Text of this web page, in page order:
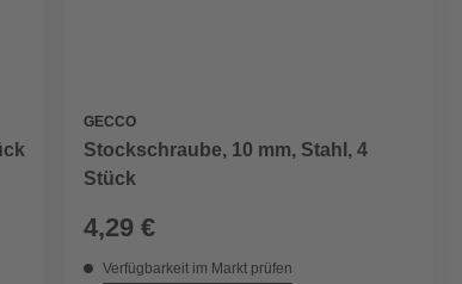
GECCO
Stockschraube, 10 mm, Stahl, 4
Stück
4,29 €
Verfügbarkeit im Markt prüfen